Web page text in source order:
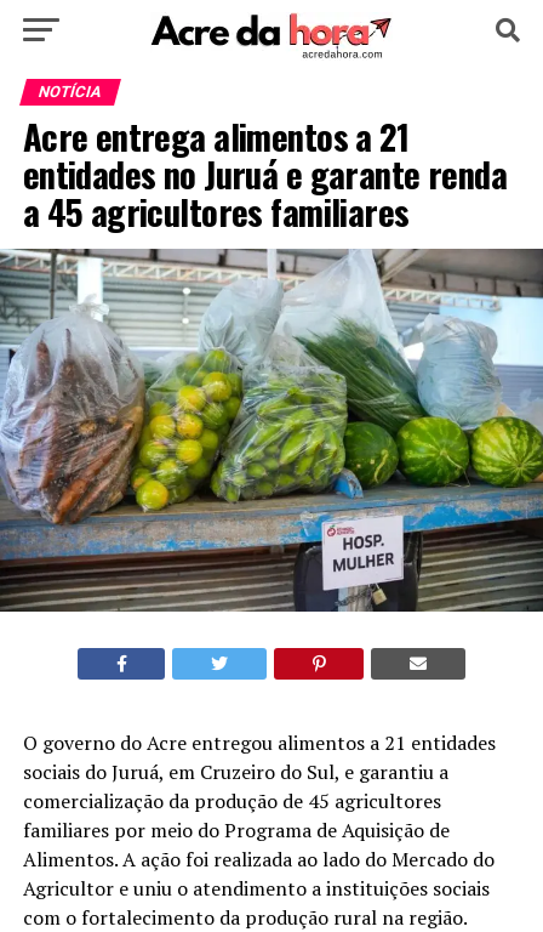
HOME
EDUCAÇÃO NOTÍCIA MUNDO
NOTÍCIA
Acre entrega alimentos a 21
entidades no Juruá e garante renda
a 45 agricultores familiares
O governo do Acre entregou alimentos a 21 entidades
sociais do Juruá, em Cruzeiro do Sul, e garantiu a
comercialização da produção de 45 agricultores
familiares por meio do Programa de Aquisição de
Alimentos. A ação foi realizada ao lado do Mercado do
Agricultor e uniu o atendimento a instituições sociais
com o fortalecimento da produção rural na região.